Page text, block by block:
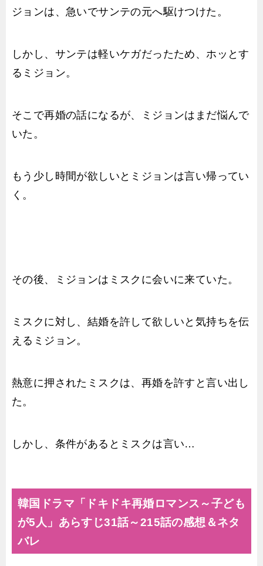
ジョンは、急いでサンテの元へ駆けつけた。
しかし、サンテは軽いケガだったため、ホッとす
るミジョン。
そこで再婚の話になるが、ミジョンはまだ悩んで
いた。
もう少し時間が欲しいとミジョンは言い帰ってい
く。
その後、ミジョンはミスクに会いに来ていた。
ミスクに対し、結婚を許して欲しいと気持ちを伝
えるミジョン。
熱意に押されたミスクは、再婚を許すと言い出し
た。
しかし、条件があるとミスクは言い…
韓国ドラマ「ドキドキ再婚ロマンス～子ども
が5人」あらすじ31話～215話の感想＆ネタ
バレ